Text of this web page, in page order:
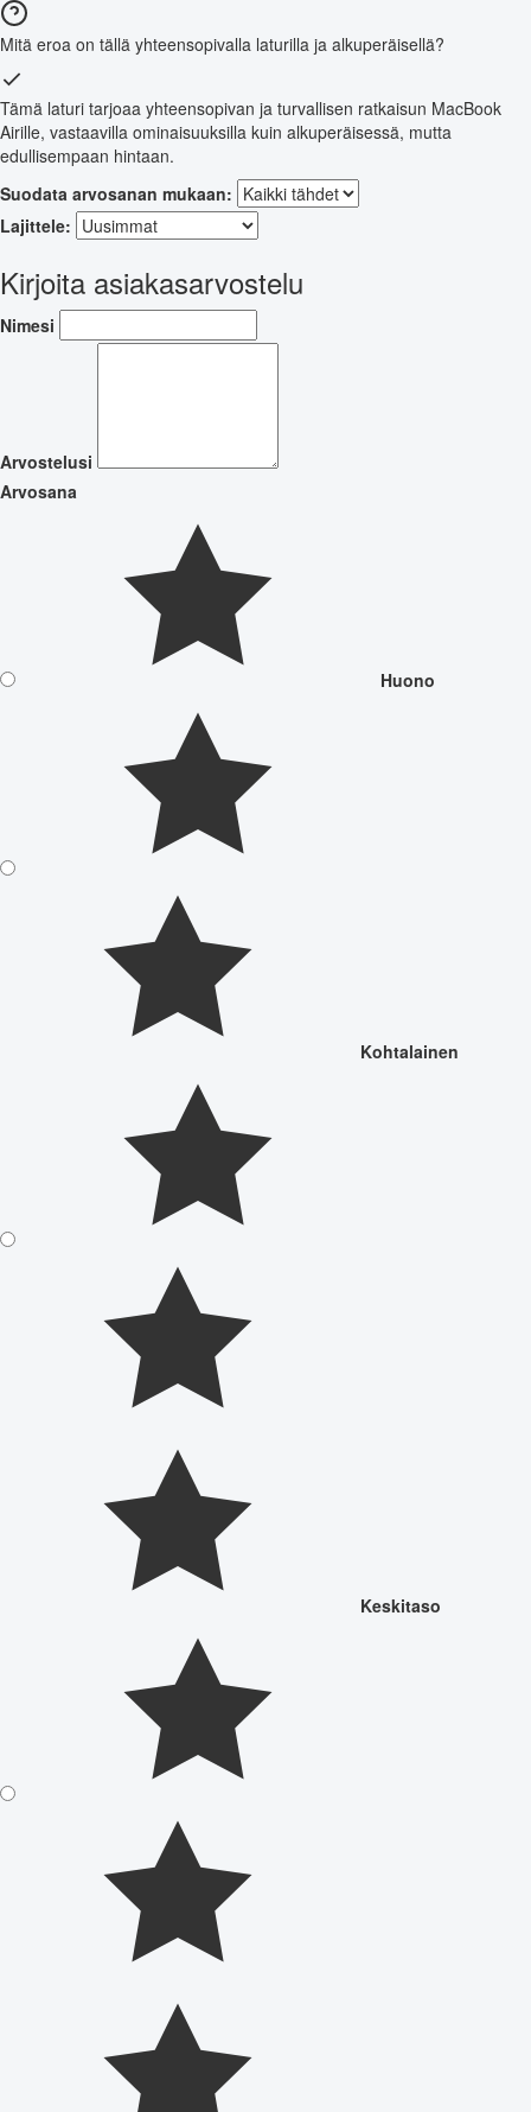
Mitä eroa on tällä yhteensopivalla laturilla ja alkuperäisellä?
Tämä laturi tarjoaa yhteensopivan ja turvallisen ratkaisun MacBook
Airille, vastaavilla ominaisuuksilla kuin alkuperäisessä, mutta
edullisempaan hintaan.
Suodata arvosanan mukaan:
Lajittele:
Kirjoita asiakasarvostelu
Nimesi
Arvostelusi
Arvosana
Huono
Kohtalainen
Keskitaso